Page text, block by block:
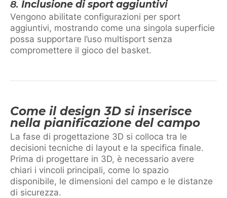
8. Inclusione di sport aggiuntivi
Vengono abilitate configurazioni per sport
aggiuntivi, mostrando come una singola superficie
possa supportare l’uso multisport senza
compromettere il gioco del basket.
Come il design 3D si inserisce
nella pianificazione del campo
La fase di progettazione 3D si colloca tra le
decisioni tecniche di layout e la specifica finale.
Prima di progettare in 3D, è necessario avere
chiari i vincoli principali, come lo spazio
disponibile, le dimensioni del campo e le distanze
di sicurezza.